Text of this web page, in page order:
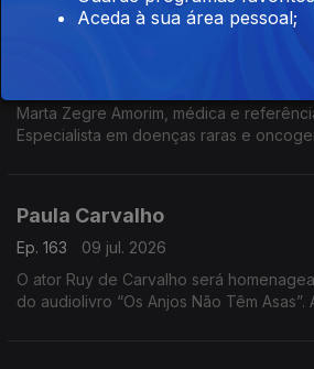
cultural
Marta Zegre Amorim, médica e
Especialista em doenças raras e
Paula Carvalho
Ep. 163
09 jul. 2026
O ator Ruy de Carvalho será
do audiolivro “Os Anjos Não Têm
Aceda à sua área pessoal;